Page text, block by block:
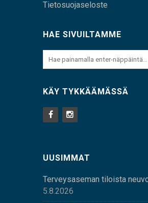
Tietosuojaseloste
HAE SIVUILTAMME
KÄY TYKKÄÄMÄSSÄ
UUSIMMAT
Terveysaseman tiloista
5.8.2026